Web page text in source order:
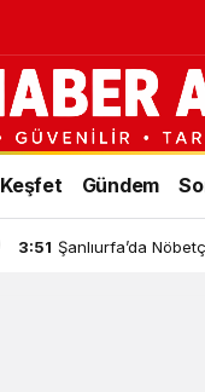
Keşfet Gündem
3:51 Şanlıurfa’da